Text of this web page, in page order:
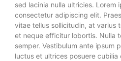
sed lacinia nulla ultricies. Lorem
consectetur adipiscing elit.
vitae tellus sollicitudin, at varius
et neque efficitur lobortis. Nulla
semper. Vestibulum ante ipsum
luctus et ultrices posuere cubilia